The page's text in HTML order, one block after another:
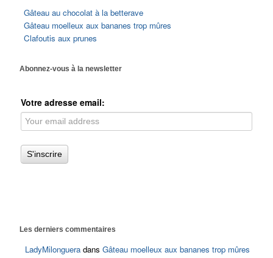
Gâteau au chocolat à la betterave
Gâteau moelleux aux bananes trop mûres
Clafoutis aux prunes
Abonnez-vous à la newsletter
Votre adresse email:
Les derniers commentaires
LadyMilonguera dansGâteau moelleux aux bananes trop mûres